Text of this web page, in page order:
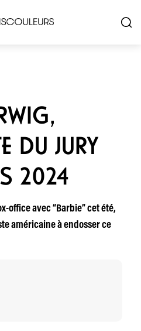
DU JURY
2024
office avec “Barbie” cet été,
américaine à endosser ce